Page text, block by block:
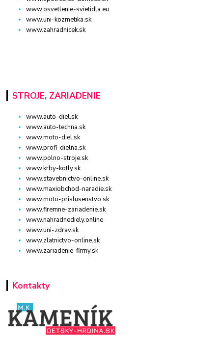
www.osvetlenie-svietidla.eu
www.uni-kozmetika.sk
www.zahradnicek.sk
STROJE, ZARIADENIE
www.auto-diel.sk
www.auto-techna.sk
www.moto-diel.sk
www.profi-dielna.sk
www.polno-stroje.sk
www.krby-kotly.sk
www.stavebnictvo-online.sk
www.maxiobchod-naradie.sk
www.moto-prislusenstvo.sk
www.firemne-zariadenie.sk
www.nahradnediely.online
www.uni-zdrav.sk
www.zlatnictvo-online.sk
www.zariadenie-firmy.sk
Kontakty